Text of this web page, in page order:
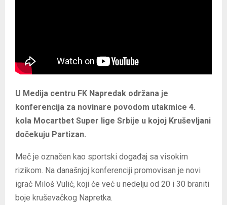
U Medija centru FK Napredak održana je
konferencija za novinare povodom utakmice 4.
kola Mocartbet Super lige Srbije u kojoj Kruševljani
dočekuju Partizan.
Meč je označen kao sportski događaj sa visokim
rizikom. Na današnjoj konferenciji promovisan je novi
igrač Miloš Vulić, koji će već u nedelju od 20 i 30 braniti
boje kruševačkog Napretka.